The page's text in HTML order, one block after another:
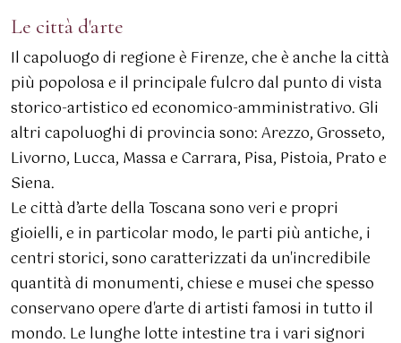
Le città d'arte
Il capoluogo di regione è Firenze, che è anche la città
più popolosa e il principale fulcro dal punto di vista
storico-artistico ed economico-amministrativo. Gli
altri capoluoghi di provincia sono: Arezzo, Grosseto,
Livorno, Lucca, Massa e Carrara, Pisa, Pistoia, Prato e
Siena.
Le città d’arte della Toscana sono veri e propri
gioielli, e in particolar modo, le parti più antiche, i
centri storici, sono caratterizzati da un'incredibile
quantità di monumenti, chiese e musei che spesso
conservano opere d'arte di artisti famosi in tutto il
mondo. Le lunghe lotte intestine tra i vari signori